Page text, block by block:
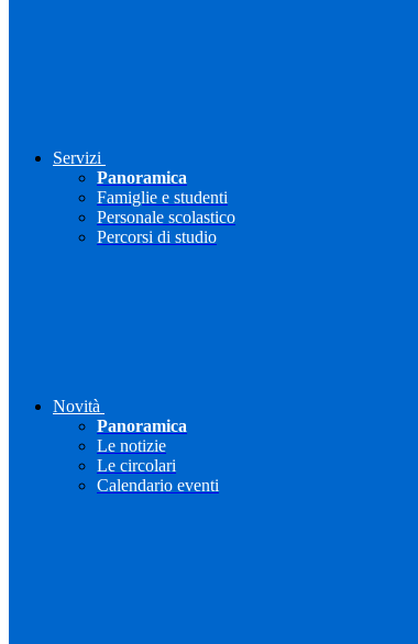
Servizi
Panoramica
Famiglie e studenti
Personale scolastico
Percorsi di studio
Novità
Panoramica
Le notizie
Le circolari
Calendario eventi